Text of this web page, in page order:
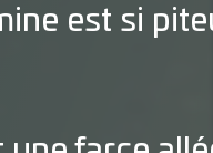
est si